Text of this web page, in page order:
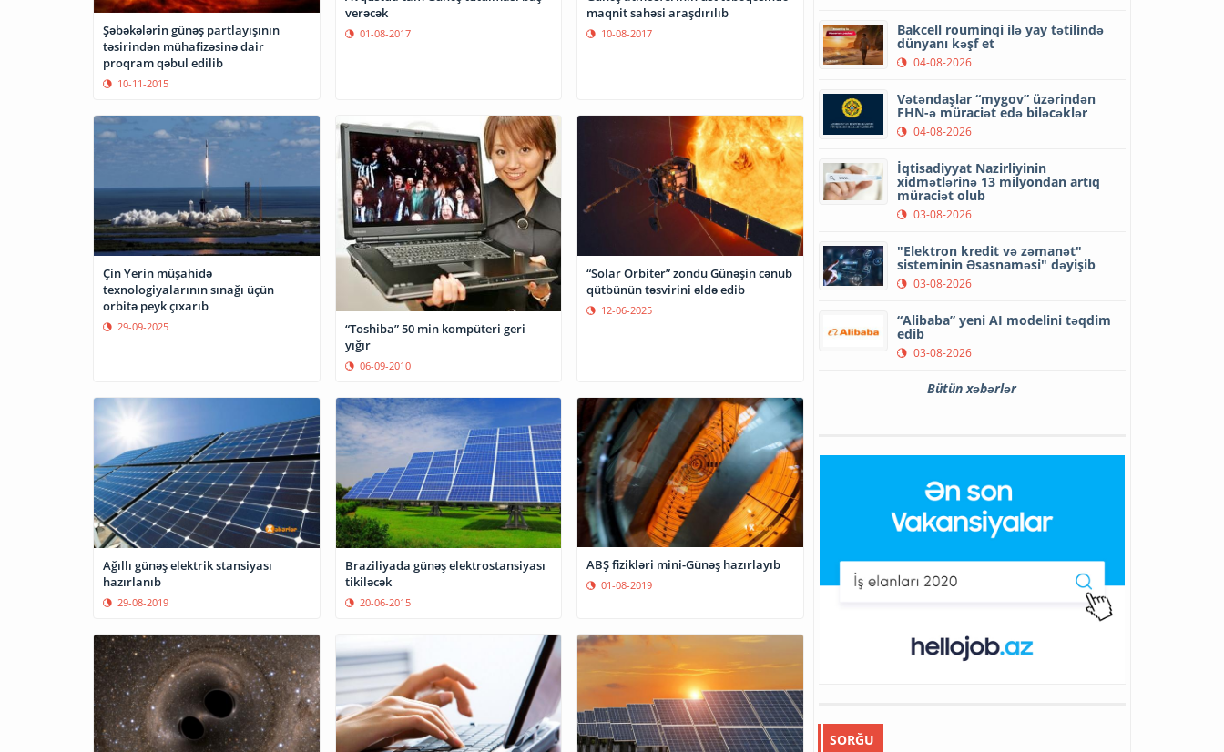
Şəbəkələrin günəş partlayışının
təsirindən mühafizəsinə dair
proqram qəbul edilib
10-11-2015
verəcək
01-08-2017
maqnit sahəsi araşdırılıb
10-08-2017
Çin Yerin müşahidə
texnologiyalarının sınağı üçün
orbitə peyk çıxarıb
29-09-2025
“Toshiba” 50 min kompüteri geri
yığır
06-09-2010
“Solar Orbiter” zondu Günəşin cənub
qütbünün təsvirini əldə edib
12-06-2025
Ağıllı günəş elektrik stansiyası
hazırlanıb
29-08-2019
Braziliyada günəş elektrostansiyası
tikiləcək
20-06-2015
ABŞ fizikləri mini-Günəş hazırlayıb
01-08-2019
Bakcell rouminqi ilə yay tətilində
dünyanı kəşf et
04-08-2026
Vətəndaşlar “mygov” üzərindən
FHN-ə müraciət edə biləcəklər
04-08-2026
İqtisadiyyat Nazirliyinin
xidmətlərinə 13 milyondan artıq
müraciət olub
03-08-2026
"Elektron kredit və zəmanət"
sisteminin Əsasnaməsi" dəyişib
03-08-2026
“Alibaba” yeni AI modelini təqdim
edib
03-08-2026
Bütün xəbərlər
SORĞU